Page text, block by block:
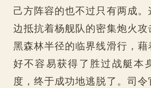
己方阵容的也不过只有两成
边抵抗着杨舰队的密集炮火
黑森林半径的临界线滑行，
好不容易获得了胜过战艇本
度，终于成功地逃脱了。司